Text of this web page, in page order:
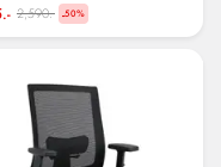
2,590.- -50%